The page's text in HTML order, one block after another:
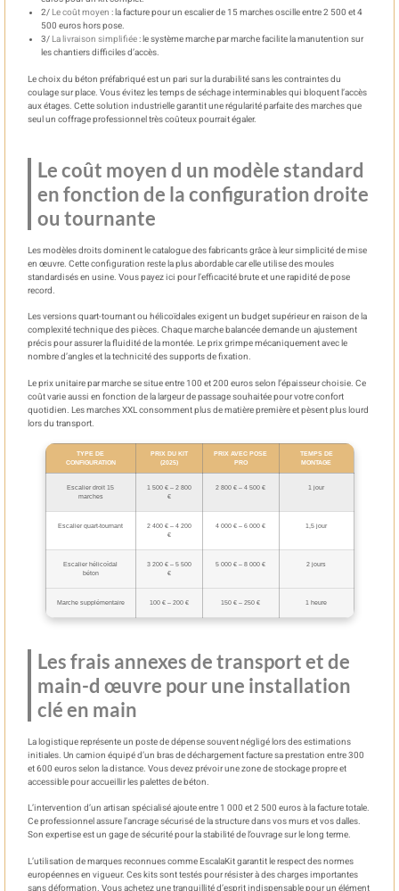
2/ Le coût moyen : la facture pour un escalier de 15 marches oscille entre 2 500 et 4
500 euros hors pose.
3/ La livraison simplifiée: le système marche par marche facilite la manutention sur
les chantiers difficiles d’accès.
Le choix du béton préfabriqué est un pari sur la durabilité sans les contraintes du
coulage sur place. Vous évitez les temps de séchage interminables qui bloquent l’accès
aux étages. Cette solution industrielle garantit une régularité parfaite des marches que
seul un coffrage professionnel très coûteux pourrait égaler.
Le coût moyen d un modèle standard
en fonction de la configuration droite
ou tournante
Les modèles droits dominent le catalogue des fabricants grâce à leur simplicité de mise
en œuvre. Cette configuration reste la plus abordable car elle utilise des moules
standardisés en usine. Vous payez ici pour l’efficacité brute et une rapidité de pose
record.
Les versions quart-tournant ou hélicoïdales exigent un budget supérieur en raison de la
complexité technique des pièces. Chaque marche balancée demande un ajustement
précis pour assurer la fluidité de la montée. Le prix grimpe mécaniquement avec le
nombre d’angles et la technicité des supports de fixation.
Le prix unitaire par marche se situe entre 100 et 200 euros selon l’épaisseur choisie. Ce
coût varie aussi en fonction de la largeur de passage souhaitée pour votre confort
quotidien. Les marches XXL consomment plus de matière première et pèsent plus lourd
lors du transport.
TYPE DE
CONFIGURATION
PRIX DU KIT
(2025)
PRIX AVEC POSE
PRO
TEMPS DE
MONTAGE
Escalier droit 15
marches
1 500 € – 2 800
€
2 800 € – 4 500 € 1 jour
Escalier quart-tournant
2 400 € – 4 200
€
4 000 € – 6 000 € 1,5 jour
Escalier hélicoïdal
béton
3 200 € – 5 500
€
5 000 € – 8 000 € 2 jours
Marche supplémentaire 100 € – 200 € 150 € – 250 € 1 heure
Les frais annexes de transport et de
main-d œuvre pour une installation
clé en main
La logistique représente un poste de dépense souvent négligé lors des estimations
initiales. Un camion équipé d’un bras de déchargement facture sa prestation entre 300
et 600 euros selon la distance. Vous devez prévoir une zone de stockage propre et
accessible pour accueillir les palettes de béton.
L’intervention d’un artisan spécialisé ajoute entre 1 000 et 2 500 euros à la facture totale.
Ce professionnel assure l’ancrage sécurisé de la structure dans vos murs et vos dalles.
Son expertise est un gage de sécurité pour la stabilité de l’ouvrage sur le long terme.
L’utilisation de marques reconnues comme EscalaKit garantit le respect des normes
européennes en vigueur. Ces kits sont testés pour résister à des charges importantes
sans déformation. Vous achetez une tranquillité d’esprit indispensable pour un élément